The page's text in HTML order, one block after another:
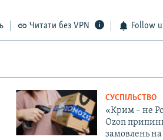
Читати без VPN Follow
СУСПІЛЬСТВО
«Крим – не
Ozon
замовлень